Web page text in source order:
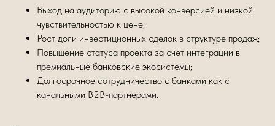
Выход на аудиторию с высокой конверсией и низкой
чувствительностью к цене;
Рост доли инвестиционных сделок в структуре продаж;
Повышение статуса проекта за счёт интеграции в
премиальные банковские экосистемы;
Долгосрочное сотрудничество с банками как с
канальными B2B-партнёрами.